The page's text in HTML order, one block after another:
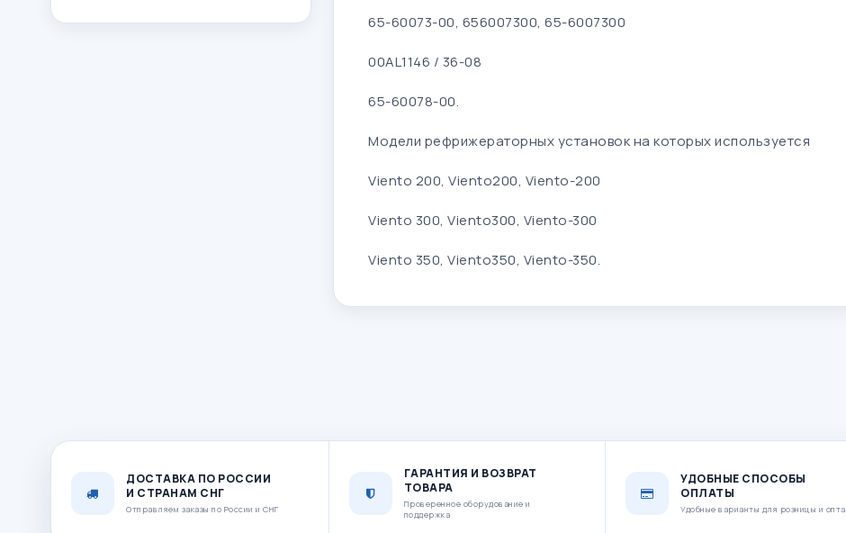
65-60073-00, 656007300, 65-6007300
00AL1146 / 36-08
65-60078-00.
Модели рефрижераторных установок на которых используется
Viento 200, Viento200, Viento-200
Viento 300, Viento300, Viento-300
Viento 350, Viento350, Viento-350.
ДОСТАВКА ПО РОССИИ
И СТРАНАМ СНГ
Отправляем заказы по России и СНГ
ГАРАНТИЯ И ВОЗВРАТ
ТОВАРА
Проверенное оборудование и
поддержка
УДОБНЫЕ СПОСОБЫ
ОПЛАТЫ
Удобные варианты для розницы и опта